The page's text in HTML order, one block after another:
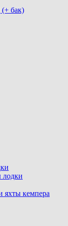
бак)
лодки
яхты кемпера